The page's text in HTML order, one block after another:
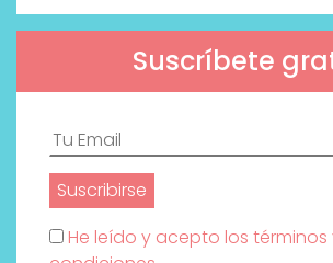
Suscríbete
He leído y acepto los términos